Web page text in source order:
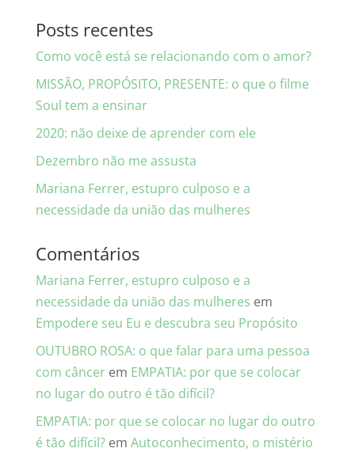
Posts recentes
Como você está se relacionando com o amor?
MISSÃO, PROPÓSITO, PRESENTE: o que o filme
Soul tem a ensinar
2020: não deixe de aprender com ele
Dezembro não me assusta
Mariana Ferrer, estupro culposo e a
necessidade da união das mulheres
Comentários
Mariana Ferrer, estupro culposo e a
necessidade da união das mulheres em
Empodere seu Eu e descubra seu Propósito
OUTUBRO ROSA: o que falar para uma pessoa
com câncerem EMPATIA: por que se colocar
no lugar do outro é tão difícil?
EMPATIA: por que se colocar no lugar do outro
é tão difícil?em Autoconhecimento, o mistério